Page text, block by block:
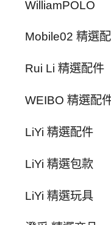
WilliamPOLO
Mobile02 精選
Rui Li 精選配件
WEIBO 精選配
LiYi 精選配件
LiYi 精選包款
LiYi 精選玩具